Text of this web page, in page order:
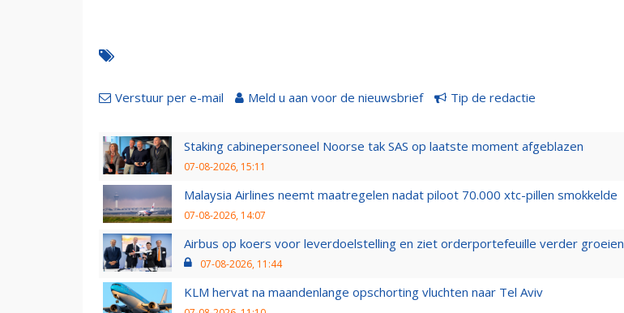
Verstuur per e-mail Meld u aan voor de nieuwsbrief Tip de redactie
Staking cabinepersoneel Noorse tak SAS op laatste moment afgeblazen
07-08-2026, 15:11
Malaysia Airlines neemt maatregelen nadat piloot 70.000 xtc-pillen smokkelde
07-08-2026, 14:07
Airbus op koers voor leverdoelstelling en ziet orderportefeuille verder groeien
07-08-2026, 11:44
KLM hervat na maandenlange opschorting vluchten naar Tel Aviv